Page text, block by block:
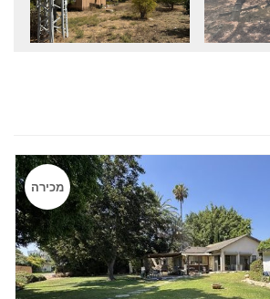
מכירה